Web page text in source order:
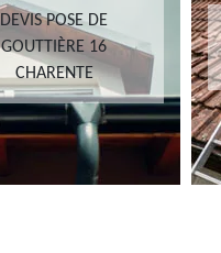
DEVIS POSE DE
GOUTTIÈRE 16
CHARENTE